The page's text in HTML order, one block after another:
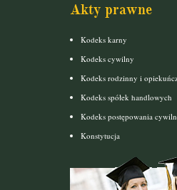
Akty prawne
Kodeks karny
Kodeks cywilny
Kodeks rodzinny i
Kodeks spółek handlowych
Kodeks postępowania
Konstytucja